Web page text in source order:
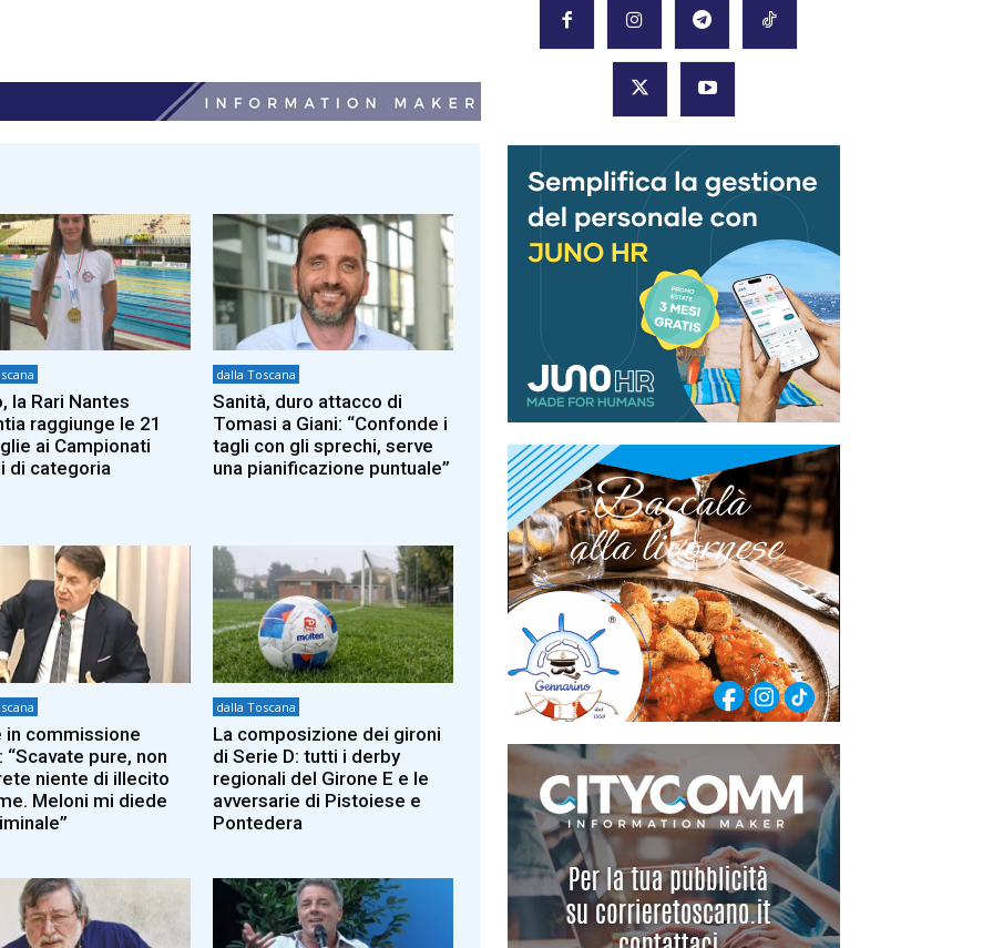
la Rari Nantes
raggiunge le 21
ai Campionati
di categoria
dalla Toscana
Sanità, duro attacco di
Tomasi a Giani: “Confonde i
tagli con gli sprechi, serve
una pianificazione puntuale”
in commissione
“Scavate pure, non
niente di illecito
Meloni mi diede
dalla Toscana
La composizione dei gironi
di Serie D: tutti i derby
regionali del Girone E e le
avversarie di Pistoiese e
Pontedera